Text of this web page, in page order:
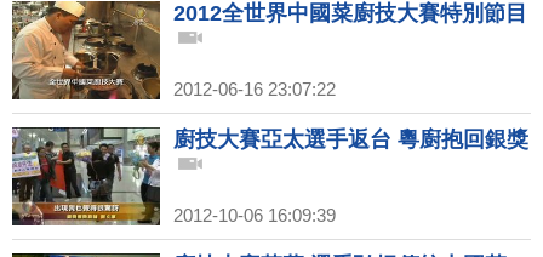
2012全世界中國菜廚技大賽特別節目
2012-06-16 23:07:22
廚技大賽亞太選手返台 粵廚抱回銀獎
2012-10-06 16:09:39